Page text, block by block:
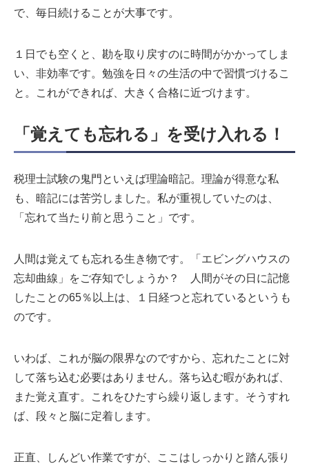
で、毎日続けることが大事です。
１日でも空くと、勘を取り戻すのに時間がかかってしま
い、非効率です。勉強を日々の生活の中で習慣づけるこ
と。これができれば、大きく合格に近づけます。
「覚えても忘れる」を受け入れる！
税理士試験の鬼門といえば理論暗記。理論が得意な私
も、暗記には苦労しました。私が重視していたのは、
「忘れて当たり前と思うこと」です。
人間は覚えても忘れる生き物です。「エビングハウスの
忘却曲線」をご存知でしょうか？ 人間がその日に記憶
したことの65％以上は、１日経つと忘れているというも
のです。
いわば、これが脳の限界なのですから、忘れたことに対
して落ち込む必要はありません。落ち込む暇があれば、
また覚え直す。これをひたすら繰り返します。そうすれ
ば、段々と脳に定着します。
正直、しんどい作業ですが、ここはしっかりと踏ん張り